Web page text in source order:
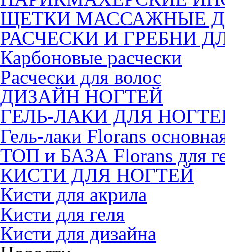
ЩЕТКИ МАССАЖНЫЕ
РАСЧЕСКИ И ГРЕБНИ
Карбоновые расчески
Расчески для волос
ДИЗАЙН НОГТЕЙ
ГЕЛЬ-ЛАКИ ДЛЯ
Гель-лаки Florans
ТОП и БАЗА Florans для
КИСТИ ДЛЯ НОГТЕЙ
Кисти для акрила
Кисти для геля
Кисти для дизайна